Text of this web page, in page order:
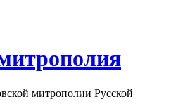
митрополии Русской